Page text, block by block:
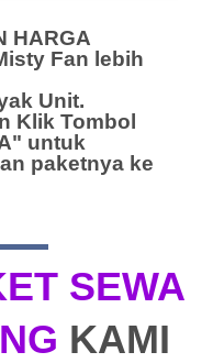
HARGA
Fan lebih
Unit.
Klik Tombol
untuk
paketnya ke
SEWA
KAMI